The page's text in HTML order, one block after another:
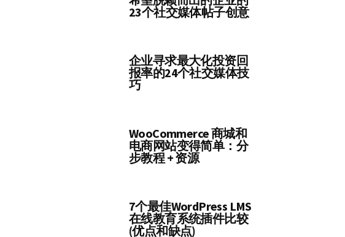
23个社交媒体帖子创意
企业寻求最大化投资回
报率的24个社交媒体技
巧
WooCommerce 商城和
电商网站变得简单：分
步教程 + 资源
7个最佳WordPress LMS
在线教育系统插件比较
(优点和缺点)